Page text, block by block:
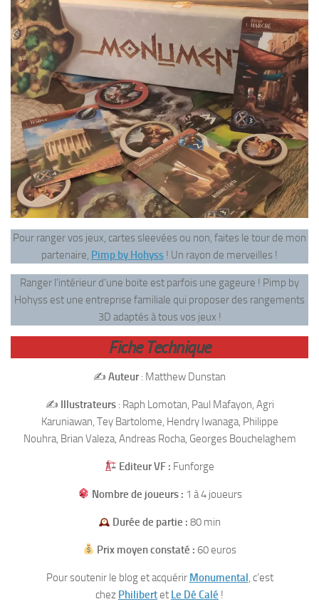
Pour ranger vos jeux, cartes sleevées ou non, faites le tour de mon
partenaire, Pimp by Hohyss ! Un rayon de merveilles !
Ranger l’intérieur d’une boite est parfois une gageure ! Pimp by
Hohyss est une entreprise familiale qui proposer des rangements
3D adaptés à tous vos jeux !
Fiche Technique
✍️ Auteur: Matthew Dunstan
✍️ Illustrateurs: Raph Lomotan, Paul Mafayon, Agri
Karuniawan, Tey Bartolome, Hendry Iwanaga, Philippe
Nouhra, Brian Valeza, Andreas Rocha, Georges Bouchelaghem
Editeur VF : Funforge
Nombre de joueurs : 1 à 4 joueurs
Durée de partie : 80 min
Prix moyen constaté : 60 euros
Pour soutenir le blog et acquérir Monumental, c’est
chez Philibertet Le Dé Calé !